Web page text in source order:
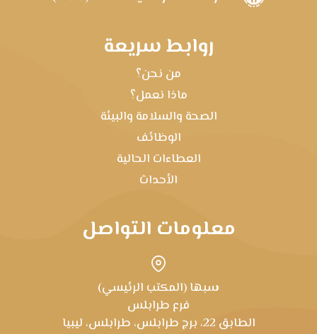
روابط سريعة
من نحن؟
ماذا نعمل؟
الصحة والسلامة والبيئة
الوظائف
العطاءات الحالية
الأحداث
معلومات التواصل
سبها (المكتب الرئيسي)
فرع طرابلس
الطابق 22، برج طرابلس، طرابلس، ليبيا